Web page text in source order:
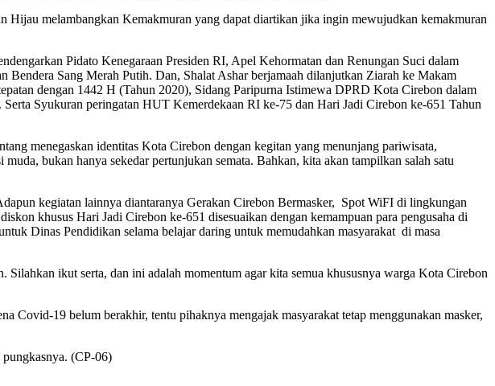
melambangkan Kemakmuran yang dapat diartikan jika ingin mewujudkan kemakmuran
Pidato Kenegaraan Presiden RI, Apel Kehormatan dan Renungan Suci dalam
Sang Merah Putih. Dan, Shalat Ashar berjamaah dilanjutkan Ziarah ke Makam
dengan 1442 H (Tahun 2020), Sidang Paripurna Istimewa DPRD Kota Cirebon dalam
Syukuran peringatan HUT Kemerdekaan RI ke-75 dan Hari Jadi Cirebon ke-651 Tahun
menegaskan identitas Kota Cirebon dengan kegitan yang menunjang pariwisata,
bukan hanya sekedar pertunjukan semata. Bahkan, kita akan tampilkan salah satu
kegiatan lainnya diantaranya Gerakan Cirebon Bermasker, Spot WiFI di lingkungan
khusus Hari Jadi Cirebon ke-651 disesuaikan dengan kemampuan para pengusaha di
Dinas Pendidikan selama belajar daring untuk memudahkan masyarakat di masa
ikut serta, dan ini adalah momentum agar kita semua khususnya warga Kota Cirebon
Covid-19 belum berakhir, tentu pihaknya mengajak masyarakat tetap menggunakan masker,
(CP-06)